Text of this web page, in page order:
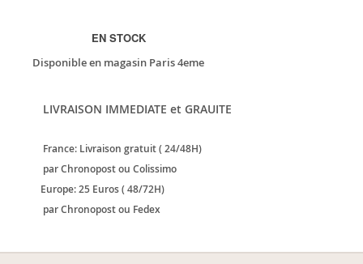
EN STOCK
Disponible en magasin Paris 4eme
LIVRAISON IMMEDIATE et GRAUITE
France: Livraison gratuit ( 24/48H)
par Chronopost ou Colissimo
Europe: 25 Euros ( 48/72H)
par Chronopost ou Fedex